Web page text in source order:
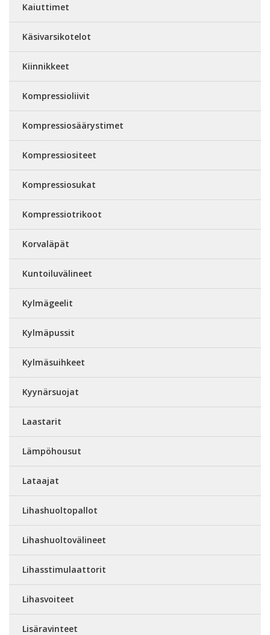
Kaiuttimet
Käsivarsikotelot
Kiinnikkeet
Kompressioliivit
Kompressiosäärystimet
Kompressiositeet
Kompressiosukat
Kompressiotrikoot
Korvaläpät
Kuntoiluvälineet
Kylmägeelit
Kylmäpussit
Kylmäsuihkeet
Kyynärsuojat
Laastarit
Lämpöhousut
Lataajat
Lihashuoltopallot
Lihashuoltovälineet
Lihasstimulaattorit
Lihasvoiteet
Lisäravinteet